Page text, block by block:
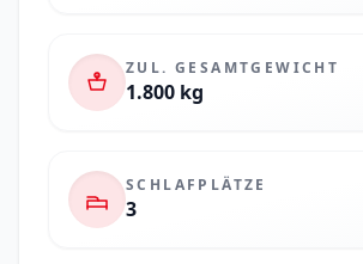
ZUL. GESAMTGEWICHT
1.800 kg
SCHLAFPLÄTZE
3